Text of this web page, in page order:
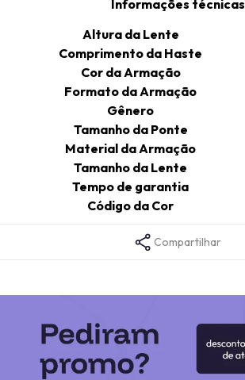
Informações técnicas
Altura da Lente
Comprimento da Haste
Cor da Armação
Formato da Armação
Gênero
Tamanho da Ponte
Material da Armação
Tamanho da Lente
Tempo de garantia
Código da Cor
Compartilhar